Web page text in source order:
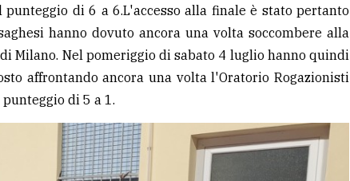
di 6 a 6.L'accesso alla finale è stato pertanto
hanno dovuto ancora una volta soccombere alla
Milano. Nel pomeriggio di sabato 4 luglio hanno quindi
affrontando ancora una volta l'Oratorio Rogazionisti
di 5 a 1.